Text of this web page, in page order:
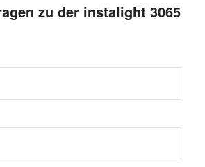
zu der instalight 3065